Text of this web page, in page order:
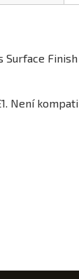
Surface
Není